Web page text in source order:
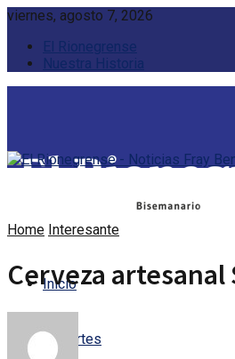
viernes, agosto 7, 2026
El Rionegrense
Nuestra Historia
Inicio
Deportes
Home Interesante
Cerveza